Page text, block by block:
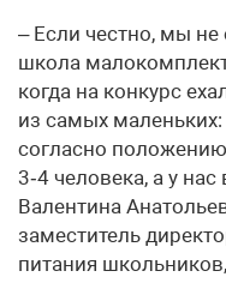
– Если честно, мы
школа
когда на конкурс
из самых
согласно
3‑4 человека, а у
Валентина
заместитель
питания